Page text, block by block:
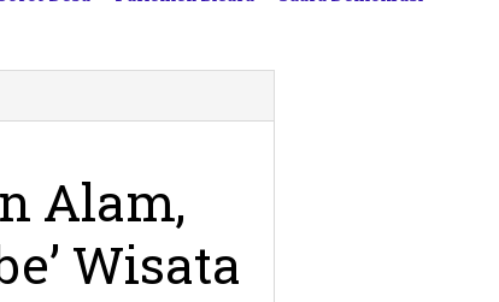
Alam,
Wisata